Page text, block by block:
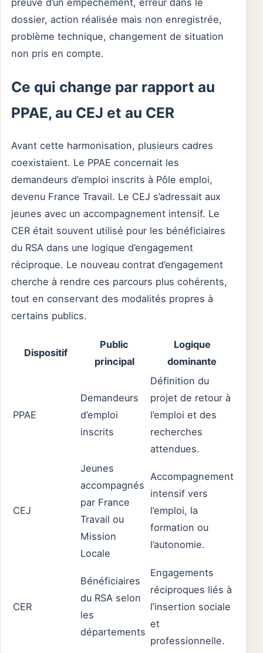
dossier, action réalisée mais non enregistrée,
problème technique, changement de situation
non pris en compte.
Ce qui change par rapport au
PPAE, au CEJ et au CER
Avant cette harmonisation, plusieurs cadres
coexistaient. Le PPAE concernait les
demandeurs d’emploi inscrits à Pôle emploi,
devenu France Travail. Le CEJ s’adressait aux
jeunes avec un accompagnement intensif. Le
CER était souvent utilisé pour les bénéficiaires
du RSA dans une logique d’engagement
réciproque. Le nouveau contrat d’engagement
cherche à rendre ces parcours plus cohérents,
tout en conservant des modalités propres à
certains publics.
Dispositif
Public
principal
Logique
dominante
PPAE
Demandeurs
d’emploi
inscrits
Définition du
projet de retour à
l’emploi et des
recherches
attendues.
CEJ
Jeunes
accompagnés
par France
Travail ou
Mission
Locale
Accompagnement
intensif vers
l’emploi, la
formation ou
l’autonomie.
CER
Bénéficiaires
du RSA selon
les
départements
Engagements
réciproques liés à
l’insertion sociale
et
professionnelle.